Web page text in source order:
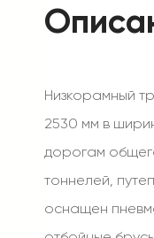
Низкорамный
2530 мм в
дорогам
тоннелей,
оснащен